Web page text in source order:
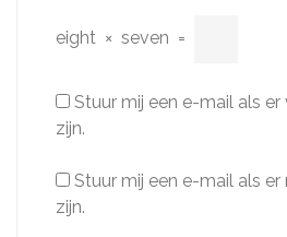
eight × seven =
Stuur mij een e-mail als
zijn.
Stuur mij een e-mail als
zijn.